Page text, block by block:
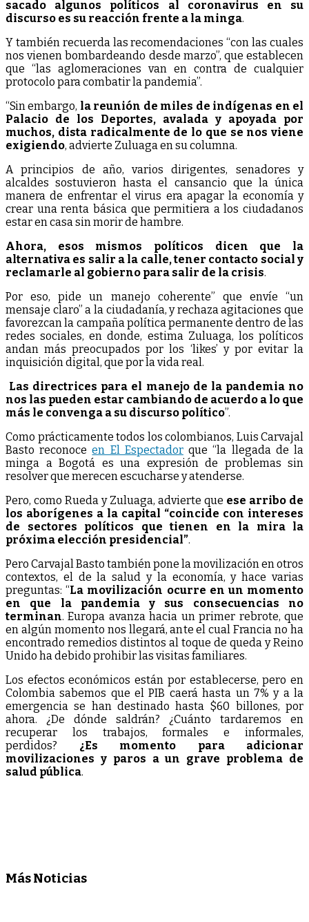
sacado algunos políticos al coronavirus en su
discurso es su reacción frente a la minga.
Y también recuerda las recomendaciones “con las cuales
nos vienen bombardeando desde marzo”, que establecen
que “las aglomeraciones van en contra de cualquier
protocolo para combatir la pandemia”.
“Sin embargo, la reunión de miles de indígenas en el
Palacio de los Deportes, avalada y apoyada por
muchos, dista radicalmente de lo que se nos viene
exigiendo, advierte Zuluaga en su columna.
A principios de año, varios dirigentes, senadores y
alcaldes sostuvieron hasta el cansancio que la única
manera de enfrentar el virus era apagar la economía y
crear una renta básica que permitiera a los ciudadanos
estar en casa sin morir de hambre.
Ahora, esos mismos políticos dicen que la
alternativa es salir a la calle, tener contacto social y
reclamarle al gobierno para salir de la crisis.
Por eso, pide un manejo coherente” que envíe “un
mensaje claro” a la ciudadanía, y rechaza agitaciones que
favorezcan la campaña política permanente dentro de las
redes sociales, en donde, estima Zuluaga, los políticos
andan más preocupados por los ‘likes’ y por evitar la
inquisición digital, que por la vida real.
Las directrices para el manejo de la pandemia no
nos las pueden estar cambiando de acuerdo a lo que
más le convenga a su discurso político”.
Como prácticamente todos los colombianos, Luis Carvajal
Basto reconoceen El Espectadorque “la llegada de la
minga a Bogotá es una expresión de problemas sin
resolver que merecen escucharse y atenderse.
Pero, como Rueda y Zuluaga, advierte que ese arribo de
los aborígenes a la capital “coincide con intereses
de sectores políticos que tienen en la mira la
próxima elección presidencial”.
Pero Carvajal Basto también pone la movilización en otros
contextos, el de la salud y la economía, y hace varias
preguntas: “La movilización ocurre en un momento
en que la pandemia y sus consecuencias no
terminan. Europa avanza hacia un primer rebrote, que
en algún momento nos llegará, ante el cual Francia no ha
encontrado remedios distintos al toque de queda y Reino
Unido ha debido prohibir las visitas familiares.
Los efectos económicos están por establecerse, pero en
Colombia sabemos que el PIB caerá hasta un 7% y a la
emergencia se han destinado hasta $60 billones, por
ahora. ¿De dónde saldrán? ¿Cuánto tardaremos en
recuperar los trabajos, formales e informales,
perdidos? ¿Es momento para adicionar
movilizaciones y paros a un grave problema de
salud pública.
Más Noticias